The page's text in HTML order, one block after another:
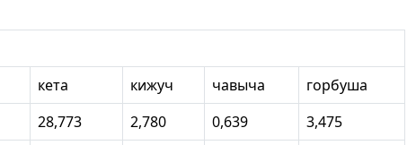
кета кижуч чавыча
горбуша
28,773 2,780 0,639
3,475